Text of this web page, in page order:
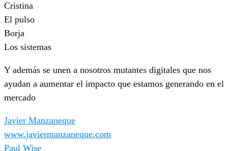
Cristina
El pulso
Borja
Los sistemas
Y además se unen a nosotros mutantes digitales que nos
ayudan a aumentar el impacto que estamos generando en el
mercado
Javier Manzaneque
www.javiermanzaneque.com
Paul Wise